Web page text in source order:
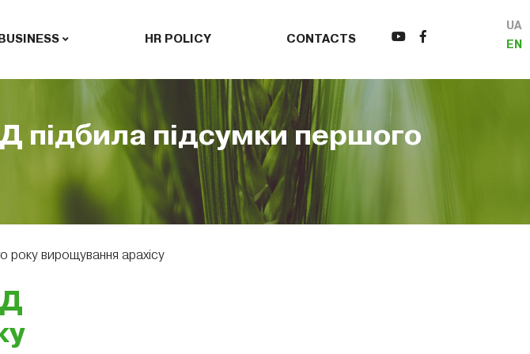
HR POLICY CONTACTS
UA
EN
підбила підсумки першого
року вирощування арахісу